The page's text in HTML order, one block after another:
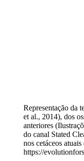
Representação da
et al., 2014), dos
anteriores
do canal Stated
nos cetáceos atuais
https://